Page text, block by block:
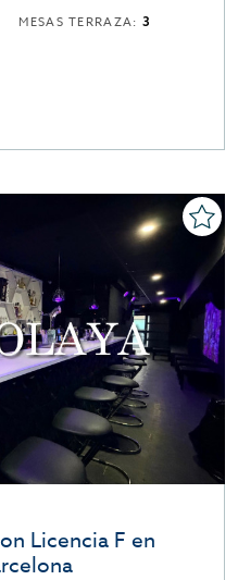
MESAS TERRAZA: 3
Licencia F en